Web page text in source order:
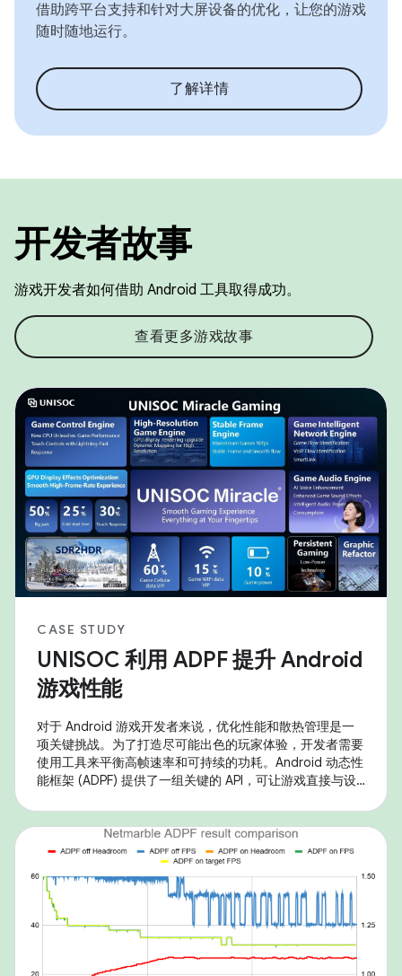
借助跨平台支持和针对大屏设备的优化，让您的游戏
随时随地运行。
了解详情
开发者故事
游戏开发者如何借助 Android 工具取得成功。
查看更多游戏故事
CASE STUDY
UNISOC 利用 ADPF 提升 Android
游戏性能
对于 Android 游戏开发者来说，优化性能和散热管理是一
项关键挑战。为了打造尽可能出色的玩家体验，开发者需要
使用工具来平衡高帧速率和可持续的功耗。Android 动态性
能框架 (ADPF) 提供了一组关键的 API，可让游戏直接与设
UNISOC 正在采用这些工具，以在其 SoC 上提供出色的游
戏体验。从 Android 14 开始，UNISOC 产品完全支持核心
ADPF API，包括 Performance Hint、Thermal 和